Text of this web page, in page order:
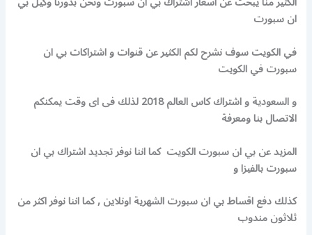
ان سبورت
في الكويت سوف نشرح لكم الكثير عن قنوات و اشتراكات بي ان
سبورت في الكويت
و السعودية و اشتراك كاس العالم 2018 لذلك فى اى وقت يمكنكم
الاتصال بنا ومعرفة
المزيد عن بي ان سبورت الكويت كما اننا نوفر تجديد اشتراك بي ان
سبورت بالفيزا و
كذلك دفع اقساط بي ان سبورت الشهرية اونلاين , كما اننا نوفر اكثر من
ثلاثون مندوب